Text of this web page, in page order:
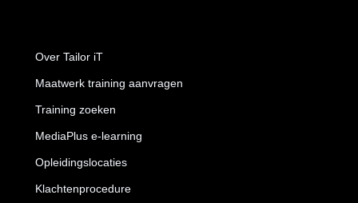
Over Tailor iT
Maatwerk training aanvragen
Training zoeken
MediaPlus e-learning
Opleidingslocaties
Klachtenprocedure